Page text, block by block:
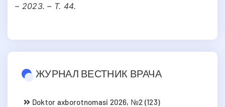
– 2023. – Т. 44.
ЖУРНАЛ ВЕСТНИК ВРАЧА
Doktor axborotnomasi 2026, №2 (123)